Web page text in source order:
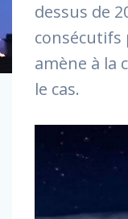
dessus de
consécutifs
amène à la
le cas.